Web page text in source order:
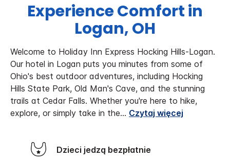
Experience Comfort in
Logan, OH
Welcome to Holiday Inn Express Hocking Hills-Logan.
Our hotel in Logan puts you minutes from some of
Ohio's best outdoor adventures, including Hocking
Hills State Park, Old Man's Cave, and the stunning
trails at Cedar Falls. Whether you're here to hike,
explore, or simply take in the... Czytaj więcej
Dzieci jedzą bezpłatnie